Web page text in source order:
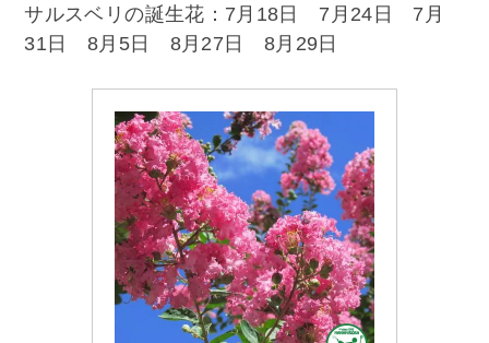
サルスベリの誕生花：7月18日 7月24日 7月
31日 8月5日 8月27日 8月29日